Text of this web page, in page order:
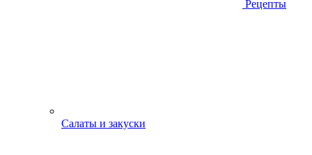
Рецепты
Салаты и закуски